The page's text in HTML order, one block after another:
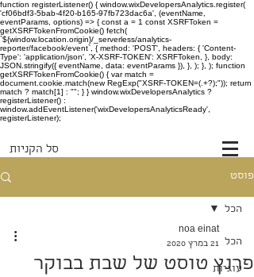
function registerListener() { window.wixDevelopersAnalytics.register(
'cf06bdf3-5bab-4f20-b165-97fb723dac6a', (eventName,
eventParams, options) => { const a = 1 const XSRFToken =
getXSRFTokenFromCookie() fetch(
`${window.location.origin}/_serverless/analytics-
reporter/facebook/event`, { method: 'POST', headers: { 'Content-
Type': 'application/json', 'X-XSRF-TOKEN': XSRFToken, }, body:
JSON.stringify({ eventName, data: eventParams }), }, ); }, ); function
getXSRFTokenFromCookie() { var match =
document.cookie.match(new RegExp("XSRF-TOKEN=(.+?);")); return
match ? match[1] : ""; } } window.wixDevelopersAnalytics ?
registerListener() :
window.addEventListener('wixDevelopersAnalyticsReady',
registerListener);
סל הקניות
פוסט
הכל
עוגיות
הכל
פרנץ טוסט של שבת בבוקר
noa einat
21 במרץ 2020